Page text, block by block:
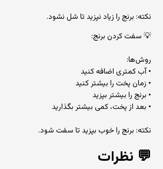
نکته: برنج را زیاد نپزید تا شل نشود.
💡 سفت کردن برنج:
روش‌ها:
• آب کمتری اضافه کنید
• زمان پخت را بیشتر کنید
• برنج را بیشتر بپزید
• بعد از پخت، کمی بیشتر بگذارید
نکته: برنج را خوب بپزید تا سفت شود.
💬 نظرات